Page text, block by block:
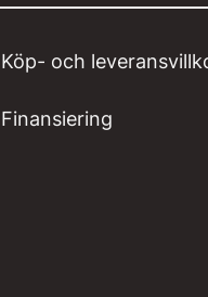
Köp- och
Finansiering